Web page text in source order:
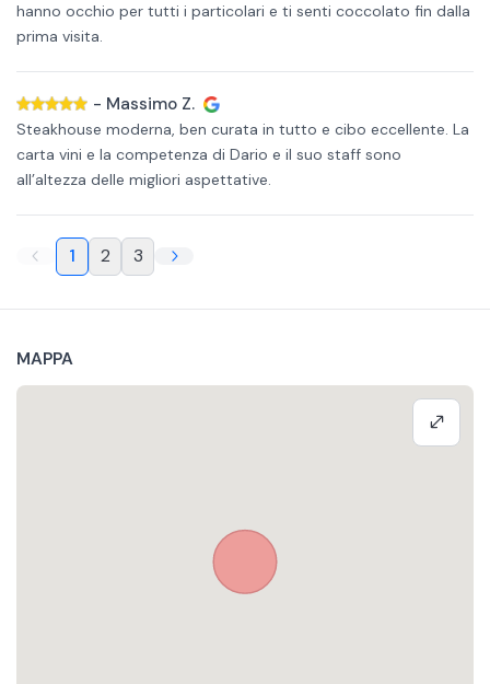
hanno occhio per tutti i particolari e ti senti coccolato fin dalla
prima visita.
- Massimo Z.
Steakhouse moderna, ben curata in tutto e cibo eccellente. La
carta vini e la competenza di Dario e il suo staff sono
all’altezza delle migliori aspettative.
1 2 3
MAPPA